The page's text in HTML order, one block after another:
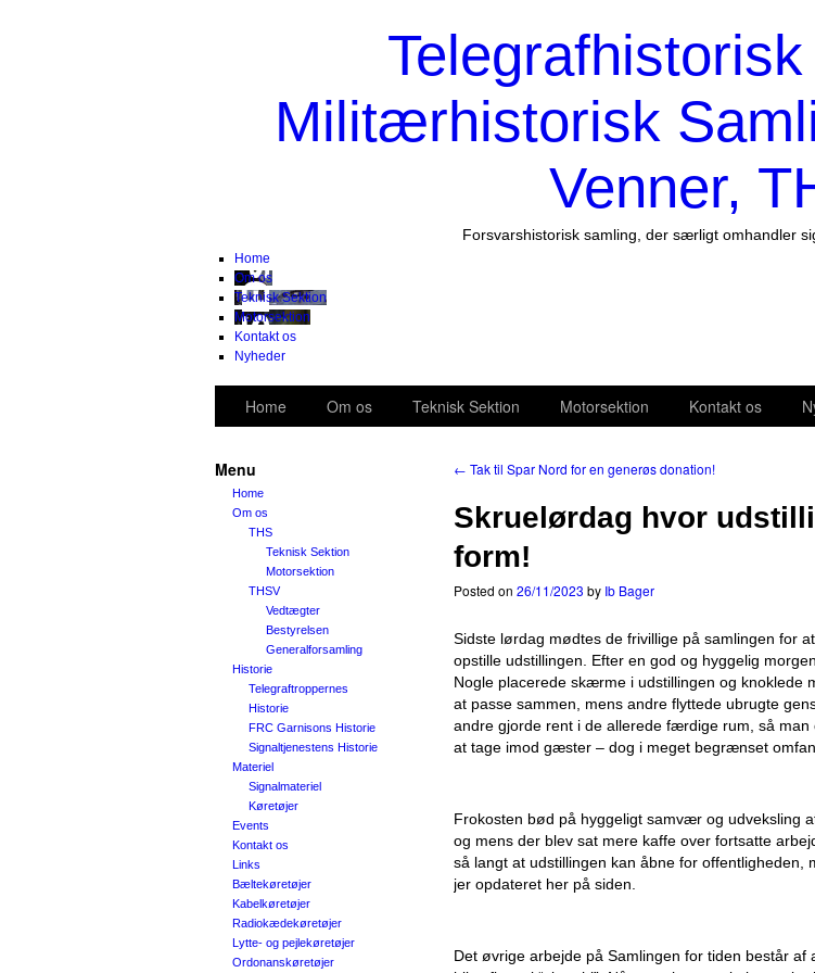
Militærhistorisk
Venner,
Forsvarshistorisk samling, der særligt omhandler
Home
Om os
Teknisk Sektion
Motorsektion
Kontakt os
Nyheder
Home Om os Teknisk Sektion Motorsektion Kontakt os
Menu
Home
Om os
THS
Teknisk Sektion
Motorsektion
THSV
Vedtægter
Bestyrelsen
Generalforsamling
Historie
Telegraftroppernes
Historie
FRC Garnisons Historie
Signaltjenestens Historie
Materiel
Signalmateriel
Køretøjer
Events
Kontakt os
Links
Bæltekøretøjer
Kabelkøretøjer
Radiokædekøretøjer
Lytte- og pejlekøretøjer
Ordonanskøretøjer
← Tak til Spar Nord for en generøs donation!
Skruelørdag hvor
form!
Posted on 26/11/2023 by Ib Bager
Sidste lørdag mødtes de frivillige på samlingen for
opstille udstillingen. Efter en god og hyggelig
Nogle placerede skærme i udstillingen og knoklede
at passe sammen, mens andre flyttede ubrugte
andre gjorde rent i de allerede færdige rum, så man
at tage imod gæster – dog i meget begrænset
Frokosten bød på hyggeligt samvær og udveksling
og mens der blev sat mere kaffe over fortsatte
så langt at udstillingen kan åbne for offentligheden,
jer opdateret her på siden.
Det øvrige arbejde på Samlingen for tiden består af